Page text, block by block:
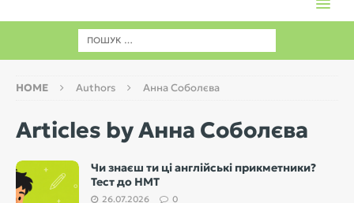
HOME Authors Анна Соболєва
Articles byАнна Соболєва
Чи знаєш ти ці англійські прикметники?
Тест до НМТ
26.07.2026 0